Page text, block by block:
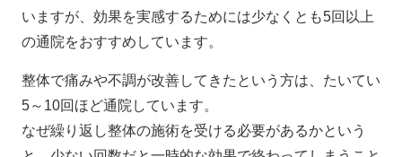
いますが、効果を実感するためには少なくとも5回以上
の通院をおすすめしています。
整体で痛みや不調が改善してきたという方は、たいてい
5～10回ほど通院しています。
なぜ繰り返し整体の施術を受ける必要があるかという